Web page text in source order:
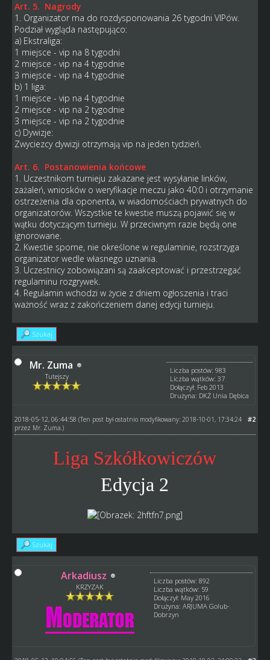
Art. 5. Nagrody
1. Organizator ma do rozdysponowania 26 tygodni VIPów.
Podział wygląda następująco:
a) Ekstraliga:
1 miejsce - vip na 8 tygodni
2 miejsce - vip na 4 tygodnie
3 miejsce - vip na 4 tygodnie
b) 1 liga:
1 miejsce - vip na 4 tygodnie
2 miejsce - vip na 2 tygodnie
3 miejsce - vip na 2 tygodnie
c) Dywizje:
Zwyciezcy dywizji otrzymają vip na jeden tydzień.
Art. 6. Postanowienia końcowe
1. Uczestnikom turnieju zakazane jest wysyłanie linków,
zażaleń, wniosków o weryfikacje meczu jako 40:0 i otrzymanie
ostrzeżenia dla oponenta, w wiadomościach prywatnych do
organizatorów. Wszystkie te kwestie muszą pojawić się w
wątku dotyczącym turnieju. W przeciwnym razie będą one
ignorowane.
2. Kwestie sporne, nie określone w regulaminie, rozstrzyga
organizator wedle własnego uznania.
3. Uczestnicy zobowiązani są zaakceptować i przestrzegać
regulaminu rozgrywek.
4. Regulamin wchodzi w życie z dniem ogłoszenia i traci
ważność wraz z zakończeniem danej edycji turnieju.
Szukaj
Mr. Zuma
Tutejszy
Liczba postów: 983
Liczba wątków: 37
Dołączył: Feb 2013
Drużyna: DKŻ Unia Dębica
#2
2018-05-12, 06:44:58 (Ten post był ostatnio modyfikowany: 2018-10-01, 17:34:24
przez Mr. Zuma.)
Liga Szkółkowiczów
Edycja 2
Szukaj
Arkadiusz
KRZYZAK
Liczba postów: 892
Liczba wątków: 59
Dołączył: May 2016
Drużyna: ARJUMA Golub-
Dobrzyn